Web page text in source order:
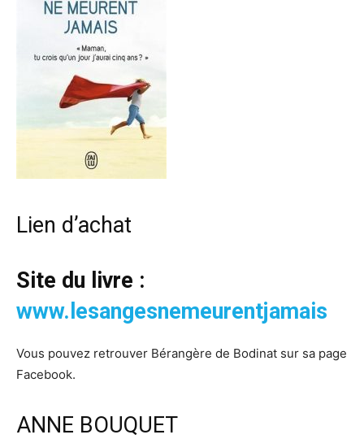
Lien d’achat
Site du livre :
www.lesangesnemeurentjamais
Vous pouvez retrouver Bérangère de Bodinat sur sa page
Facebook.
ANNE BOUQUET